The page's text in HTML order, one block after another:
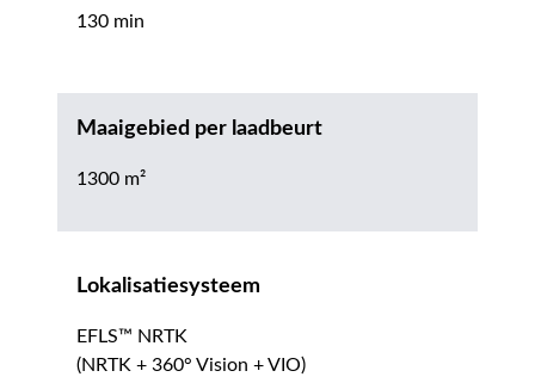
130 min
Maaigebied per laadbeurt
1300 m²
Lokalisatiesysteem
EFLS™ NRTK
(NRTK + 360° Vision + VIO)